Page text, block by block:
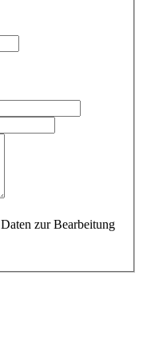
zur Bearbeitung